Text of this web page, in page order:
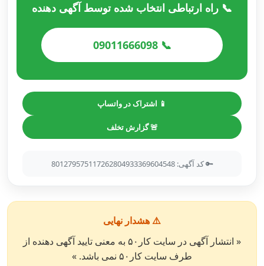
📞 راه ارتباطی انتخاب شده توسط آگهی دهنده
📞 09011666098
📱 اشتراک در واتساپ
🚨 گزارش تخلف
🔑 کد آگهی: 801279575117262804933369604548
⚠️ هشدار نهایی
« انتشار آگهی در سایت کار۵۰ به معنی تایید آگهی دهنده از
طرف سایت کار۵۰ نمی باشد. »